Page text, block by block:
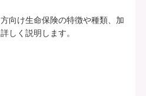
向け生命保険の特徴や種類、加
しく説明します。